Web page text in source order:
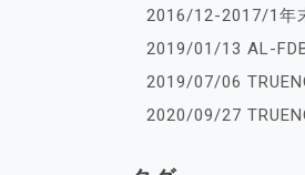
2016/12-2017/1年
2019/01/13 AL-
2019/07/06
2020/09/27